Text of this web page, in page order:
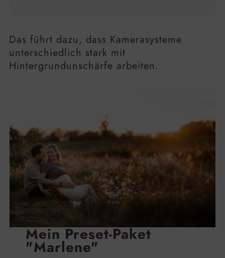
Das führt dazu, dass Kamerasysteme
unterschiedlich stark mit
Hintergrundunschärfe arbeiten.
Mein Preset-Paket
"Marlene"